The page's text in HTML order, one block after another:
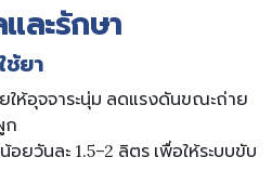
ละรักษา
ยา
ให้อุจจาระนุ่ม ลดแรงดันขณะถ่าย
ก
อยวันละ 1.5–2 ลิตร เพื่อให้ระบบขับ